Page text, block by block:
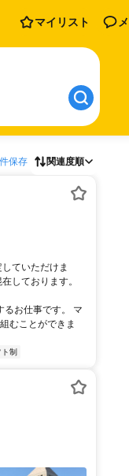
マイリスト
保存 関連度順
ていただけま
しております。
るお仕事です。 マ
むことができま
制